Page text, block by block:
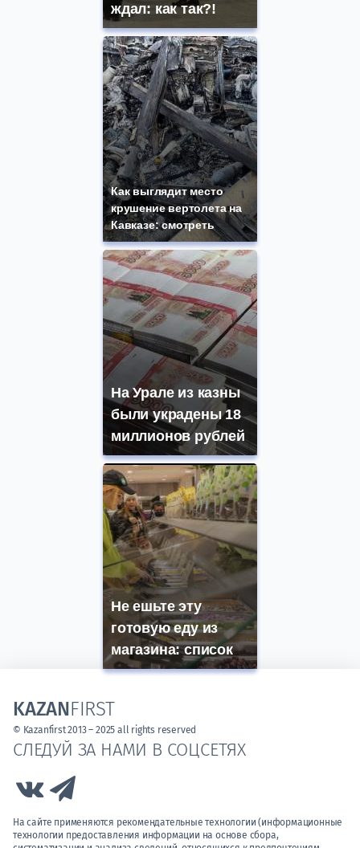
ждал: как так?!
Как выглядит место
крушение вертолета на
Кавказе: смотреть
На Урале из казны
были украдены 18
миллионов рублей
Не ешьте эту
готовую еду из
магазина: список
СЛЕДУЙ ЗА НАМИ В СОЦСЕТЯХ
Link to Vk
На сайте применяются рекомендательные технологии (информационные
технологии предоставления информации на основе сбора,
KAZANFIRST
© Kazanfirst 2013 – 2025 all rights reserved